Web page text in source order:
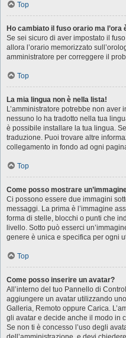
Top
Ho cambiato il fuso orario ma l’ora
Se sei sicuro di aver impostato il
allora l’orario memorizzato
amministratore per correggere il
Top
La mia lingua non è nella lista!
L’amministratore potrebbe non
nessuno lo ha tradotto nella tua
è possibile installare la tua lingua.
traduzione. Puoi trovare altre
collegamento in fondo ad ogni
Top
Come posso mostrare
Ci possono essere due immagini
messaggi. La prima è l’immagine
forma di stelle, blocchi o punti che
livello. Sotto può esserci
genere è unica e specifica per ogni
Top
Come posso inserire un avatar?
All’interno del tuo Pannello di
aggiungere un avatar utilizzando
Galleria, Remoto oppure Carica.
gli avatar e decide anche il modo in
Se non ti è concesso l’uso degli